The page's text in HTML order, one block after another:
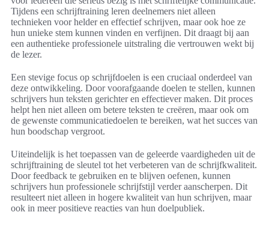
Tijdens een schrijftraining leren deelnemers niet alleen
technieken voor helder en effectief schrijven, maar ook hoe ze
hun unieke stem kunnen vinden en verfijnen. Dit draagt bij aan
een authentieke professionele uitstraling die vertrouwen wekt bij
de lezer.
Een stevige focus op schrijfdoelen is een cruciaal onderdeel van
deze ontwikkeling. Door voorafgaande doelen te stellen, kunnen
schrijvers hun teksten gerichter en effectiever maken. Dit proces
helpt hen niet alleen om betere teksten te creëren, maar ook om
de gewenste communicatiedoelen te bereiken, wat het succes van
hun boodschap vergroot.
Uiteindelijk is het toepassen van de geleerde vaardigheden uit de
schrijftraining de sleutel tot het verbeteren van de schrijfkwaliteit.
Door feedback te gebruiken en te blijven oefenen, kunnen
schrijvers hun professionele schrijfstijl verder aanscherpen. Dit
resulteert niet alleen in hogere kwaliteit van hun schrijven, maar
ook in meer positieve reacties van hun doelpubliek.